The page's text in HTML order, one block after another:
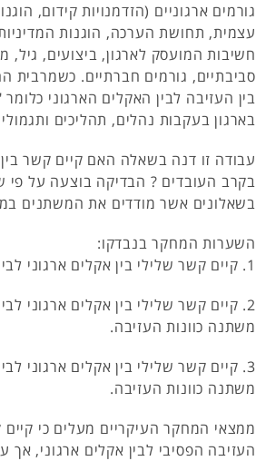
גורמים ארגוניים (הזדמנויות קידום,
עצמית, תחושת הערכה, הוגנות
חשיבות המועסק לארגון, ביצועים, גיל,
סביבתיים, גורמים חברתיים. כשמרבית
בין העזיבה לבין האקלים הארגוני
בארגון בעקבות נהלים, תהליכים
עבודה זו דנה בשאלה האם קיים קשר בין
בקרב העובדים ? הבדיקה בוצעה על
בשאלונים אשר מודדים את המשתנים
השערות המחקר בנבדקו:
1. קיים קשר שלילי בין אקלים ארגוני לבין כוונות העזיבה.
2. קיים קשר שלילי בין אקלים ארגוני
משתנה כוונות העזיבה.
3. קיים קשר שלילי בין אקלים ארגוני
משתנה כוונות העזיבה.
ממצאי המחקר העיקריים מעלים כי קיים
העזיבה הפסיבי לבין אקלים ארגוני,